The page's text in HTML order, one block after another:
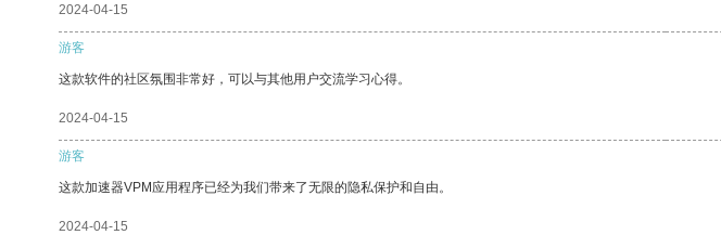
2024-04-15
游客
这款软件的社区氛围非常好，可以与其他用户交流学习心得。
2024-04-15
游客
这款加速器VPM应用程序已经为我们带来了无限的隐私保护和自由。
2024-04-15